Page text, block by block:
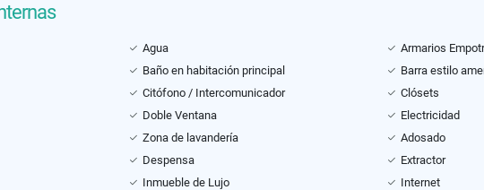
Agua Armarios
Baño en habitación principal Barra estilo
Citófono / Intercomunicador Clósets
Doble Ventana Electricidad
Zona de lavandería Adosado
Despensa Extractor
Inmueble de Lujo Internet